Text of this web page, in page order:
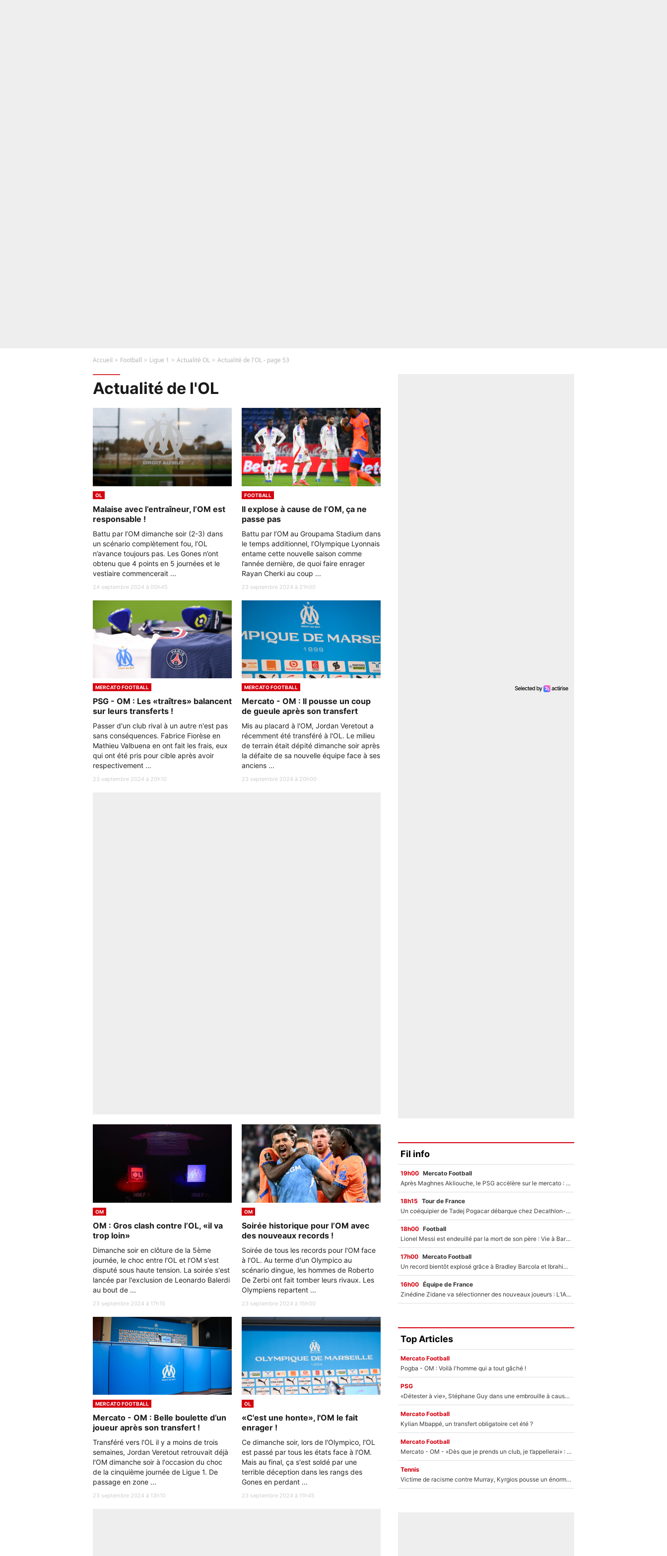
Accueil Football Ligue 1 Actualité OL Actualité de l'OL - page 53
Actualité de l'OL
OL
Malaise avec l’entraîneur, l’OM est
responsable !
Battu par l’OM dimanche soir (2-3) dans
un scénario complètement fou, l’OL
n’avance toujours pas. Les Gones n’ont
obtenu que 4 points en 5 journées et le
vestiaire commencerait ...
24 septembre 2024 à 00h45
FOOTBALL
Il explose à cause de l’OM, ça ne
passe pas
Battu par l’OM au Groupama Stadium dans
le temps additionnel, l’Olympique Lyonnais
entame cette nouvelle saison comme
l’année dernière, de quoi faire enrager
Rayan Cherki au coup ...
23 septembre 2024 à 21h00
MERCATO FOOTBALL
PSG - OM : Les «traîtres» balancent
sur leurs transferts !
Passer d'un club rival à un autre n'est pas
sans conséquences. Fabrice Fiorèse en
Mathieu Valbuena en ont fait les frais, eux
qui ont été pris pour cible après avoir
respectivement ...
23 septembre 2024 à 20h10
MERCATO FOOTBALL
Mercato - OM : Il pousse un coup
de gueule après son transfert
Mis au placard à l'OM, Jordan Veretout a
récemment été transféré à l'OL. Le milieu
de terrain était dépité dimanche soir après
la défaite de sa nouvelle équipe face à ses
anciens ...
23 septembre 2024 à 20h00
OM
OM : Gros clash contre l’OL, «il va
trop loin»
Dimanche soir en clôture de la 5ème
journée, le choc entre l'OL et l'OM s'est
disputé sous haute tension. La soirée s'est
lancée par l'exclusion de Leonardo Balerdi
au bout de ...
23 septembre 2024 à 17h15
OM
Soirée historique pour l’OM avec
des nouveaux records !
Soirée de tous les records pour l'OM face
à l'OL. Au terme d'un Olympico au
scénario dingue, les hommes de Roberto
De Zerbi ont fait tomber leurs rivaux. Les
Olympiens repartent ...
23 septembre 2024 à 15h00
MERCATO FOOTBALL
Mercato - OM : Belle boulette d’un
joueur après son transfert !
Transféré vers l'OL il y a moins de trois
semaines, Jordan Veretout retrouvait déjà
l'OM dimanche soir à l'occasion du choc
de la cinquième journée de Ligue 1. De
passage en zone ...
23 septembre 2024 à 13h10
OL
«C'est une honte», l'OM le fait
enrager !
Ce dimanche soir, lors de l'Olympico, l'OL
est passé par tous les états face à l'OM.
Mais au final, ça s'est soldé par une
terrible déception dans les rangs des
Gones en perdant ...
23 septembre 2024 à 11h45
Fil info
19h00 Mercato Football
Après Maghnes Akliouche, le PSG accèlère sur le mercato : Voilà les deux nouvelles recrues qui vont signer la semaine prochaine ?
18h15 Tour de France
Un coéquipier de Tadej Pogacar débarque chez Decathlon-CMA CGM pour épauler Paul Seixas : «Mes meilleures années sont à venir»
18h00 Football
Lionel Messi est endeuillé par la mort de son père : Vie à Barcelone, transfert au PSG... voilà comment Jorge Messi a joué un rôle essentiel dans sa carrière !
17h00 Mercato Football
Un record bientôt explosé grâce à Bradley Barcola et Ibrahim Mbaye : Le PSG sur le point de réaliser un mercato historique ?
16h00 Équipe de France
Zinédine Zidane va sélectionner des nouveaux joueurs : L’IA dévoile les 5 cracks qui pourraient rapidement le rejoindre en équipe de France !
Top Articles
Mercato Football
Pogba - OM : Voilà l'homme qui a tout gâché !
PSG
«Détester à vie», Stéphane Guy dans une embrouille à cause du PSG !
Mercato Football
Kylian Mbappé, un transfert obligatoire cet été ?
Mercato Football
Mercato - OM - «Dès que je prends un club, je t’appellerai» : La promesse de Marcelino au moment de claquer la porte
Tennis
Victime de racisme contre Murray, Kyrgios pousse un énorme coup de gueule !